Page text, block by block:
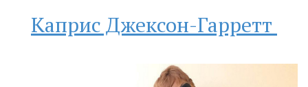
Каприс Джексон-Гарретт